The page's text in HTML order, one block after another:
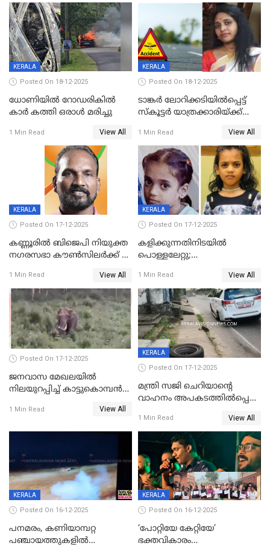
ദൃശ്യങ്ങൾ പുറത്ത്
സ്ഥാനാർത്ഥി
KERALA
Posted On 18-12-2025
ധോണിയിൽ റോഡരികിൽ
കാർ കത്തി ഒരാൾ മരിച്ചു
1 Min Read View All
KERALA
Posted On 18-12-2025
ടാങ്കർ ലോറിക്കടിയിൽപ്പെട്ട്
സ്കൂട്ടർ യാത്രക്കാരിയ്ക്ക്
കണ്ടോത്ത് ദേശീയ പാതയിൽ
1 Min Read View All
KERALA
Posted On 17-12-2025
കണ്ണൂരിൽ ബിജെപി നിയുക്ത
നഗരസഭാ കൗൺസിലർക്ക് 36
1 Min Read View All
KERALA
Posted On 17-12-2025
കളിക്കുന്നതിനിടയിൽ
പൊള്ളലേറ്റു;
ക്ലാസ് വിദ്യാർത്ഥിനി മരിച്ചു
1 Min Read View All
Posted On 17-12-2025
ജനവാസ മേഖലയില്‍
നിലയുറപ്പിച്ച് കാട്ടുകൊമ്പന്‍
1 Min Read View All
KERALA
Posted On 17-12-2025
മന്ത്രി സജി ചെറിയാന്റെ
വാഹനം അപകടത്തിൽപ്പെട്ടു;
രക്ഷപ്പെട്ടത് തലനാരിടയ്ക്ക്
1 Min Read View All
KERALA
Posted On 16-12-2025
പനമരം, കണിയാമ്പറ്റ
പഞ്ചായത്തുകളിൽ
KERALA
Posted On 16-12-2025
‘പോറ്റിയേ കേറ്റിയേ’
ഭക്തവികാരം